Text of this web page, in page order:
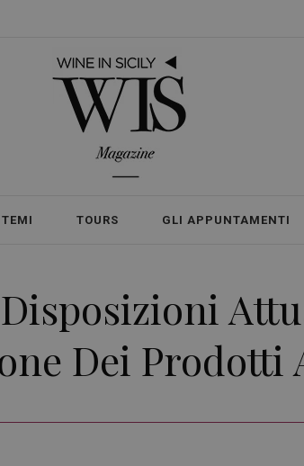
TOURS GLI APPUNTAMENTI
Dei